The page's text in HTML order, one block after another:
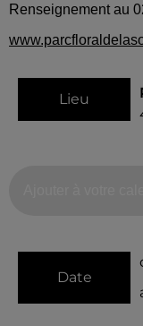
Renseignement au
Lieu
Date